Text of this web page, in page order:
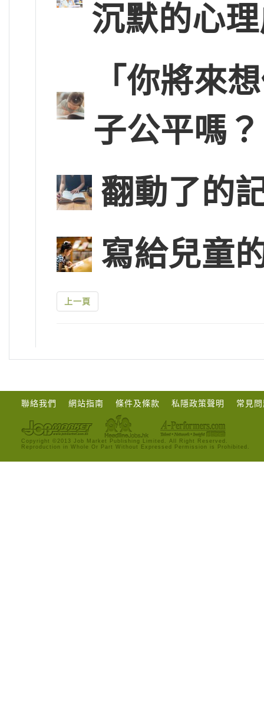
沉默的心
「你將來
子公平嗎？
翻動了的
寫給兒童
上一頁
聯絡我們 網站指南 條件及條款 私隱政策聲明 常見
Copyright ©2013 Job Market Publishing Limited. All Right Reserved.
Reproduction in Whole Or Part Without Expressed Permission is Prohibited.